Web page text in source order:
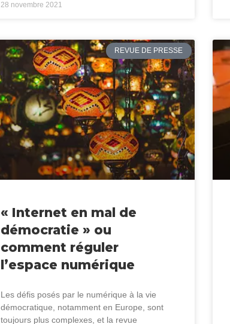
28 novembre 2021
REVUE DE PRESSE
« Internet en mal de
démocratie » ou
comment réguler
l’espace numérique
Les défis posés par le numérique à la vie
démocratique, notamment en Europe, sont
toujours plus complexes, et la revue